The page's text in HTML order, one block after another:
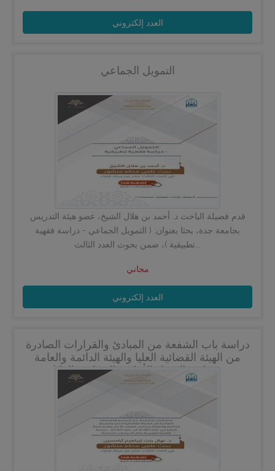
العدد إلكتروني
التمويل الجماعي
قدم فضيلة الباحث د. أحمد بن هلال الشيخ، عضو هيئة التدريس
بجامعة جدة، بحثا بعنوان: ( التمويل الجماعي - دراسة فقهية
مجاني
العدد إلكتروني
دراسة باب الشفعة من المبادئ والقرارات الصادرة
من الهيئة القضائية العليا والهيئة الدائمة والعامة
بمجلس القضاء الأعلى والمحكمة العليا